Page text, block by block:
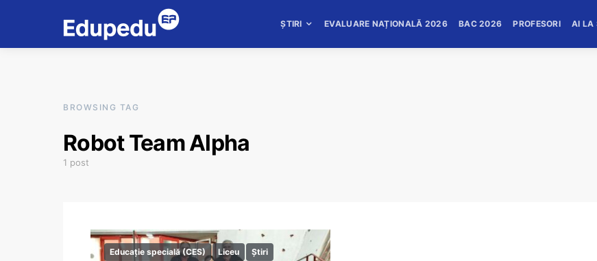
ȘTIRI EVALUARE NAȚIONALĂ 2026 BAC 2026 PROFESORI AI LA
BROWSING TAG
Robot Team Alpha
1 post
Educație specială (CES) Liceu Știri